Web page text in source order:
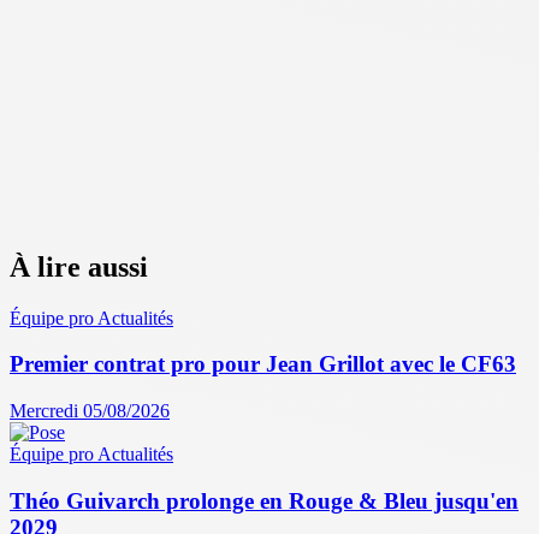
À lire aussi
Équipe pro Actualités
Premier contrat pro pour Jean Grillot avec le CF63
Mercredi 05/08/2026
Équipe pro Actualités
Théo Guivarch prolonge en Rouge & Bleu jusqu'en
2029